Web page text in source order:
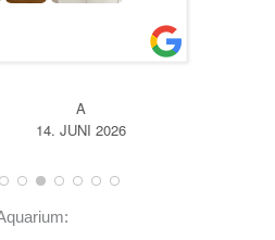
A
14. JUNI 2026